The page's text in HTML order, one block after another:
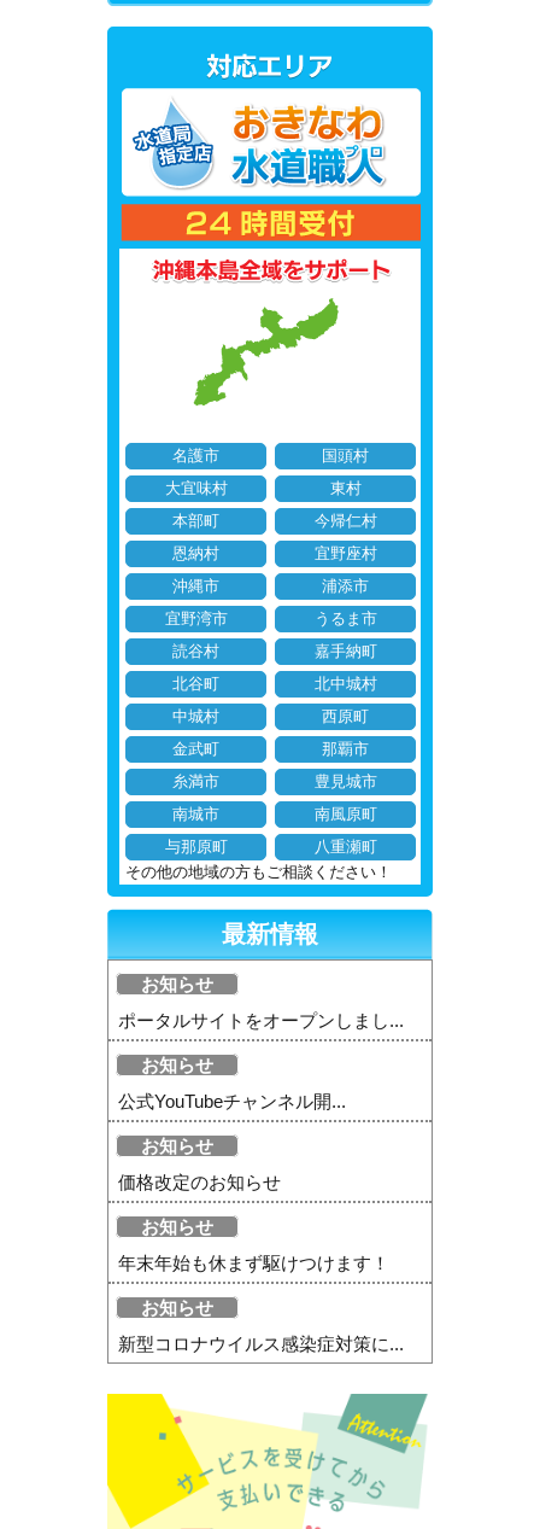
名護市
国頭村
大宜味村
東村
本部町
今帰仁村
恩納村
宜野座村
沖縄市
浦添市
宜野湾市
うるま市
読谷村
嘉手納町
北谷町
北中城村
中城村
西原町
金武町
那覇市
糸満市
豊見城市
南城市
南風原町
与那原町
八重瀬町
その他の地域の方もご相談ください！
最新情報
お知らせ
ポータルサイトをオープンしまし...
お知らせ
公式YouTubeチャンネル開...
お知らせ
価格改定のお知らせ
お知らせ
年末年始も休まず駆けつけます！
お知らせ
新型コロナウイルス感染症対策に...